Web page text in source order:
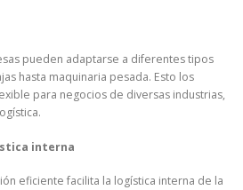
pueden adaptarse a diferentes tipos
hasta maquinaria pesada. Esto los
para negocios de diversas industrias,
interna
eficiente facilita la logística interna de la